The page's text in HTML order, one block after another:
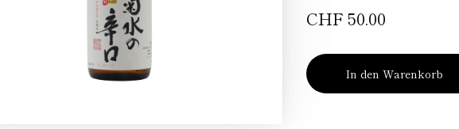
CHF 50.00
In den Warenkorb